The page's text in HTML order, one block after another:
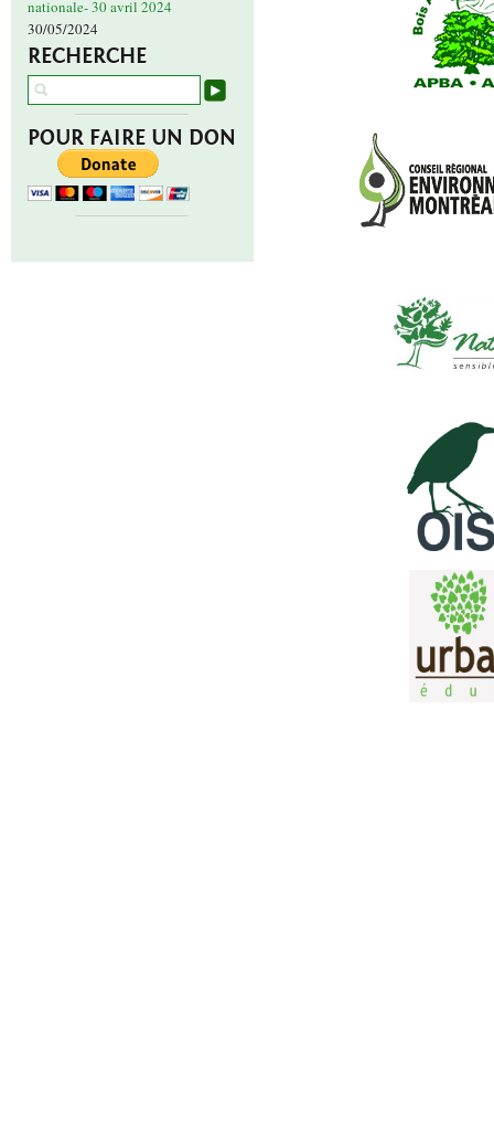
nationale- 30 avril 2024
30/05/2024
RECHERCHE
POUR FAIRE UN DON